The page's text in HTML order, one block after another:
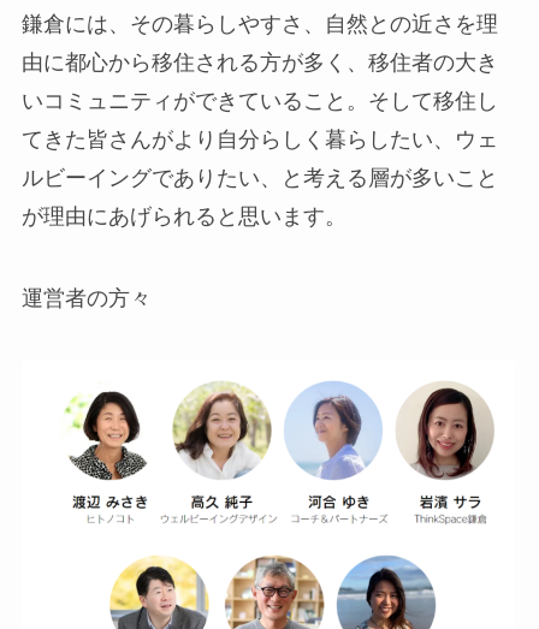
鎌倉には、その暮らしやすさ、自然との近さを理
由に都心から移住される方が多く、移住者の大き
いコミュニティができていること。そして移住し
てきた皆さんがより自分らしく暮らしたい、ウェ
ルビーイングでありたい、と考える層が多いこと
が理由にあげられると思います。
運営者の方々